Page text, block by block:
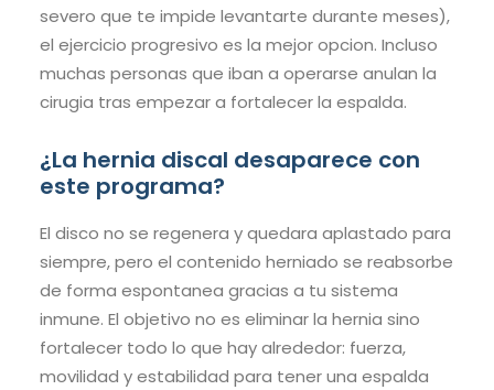
severo que te impide levantarte durante meses),
el ejercicio progresivo es la mejor opcion. Incluso
muchas personas que iban a operarse anulan la
cirugia tras empezar a fortalecer la espalda.
¿La hernia discal desaparece con
este programa?
El disco no se regenera y quedara aplastado para
siempre, pero el contenido herniado se reabsorbe
de forma espontanea gracias a tu sistema
inmune. El objetivo no es eliminar la hernia sino
fortalecer todo lo que hay alrededor: fuerza,
movilidad y estabilidad para tener una espalda